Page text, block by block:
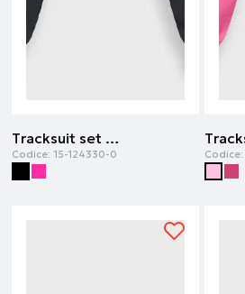
Τracksuit set | Nero
Codice: 15-124330-0 Codice: